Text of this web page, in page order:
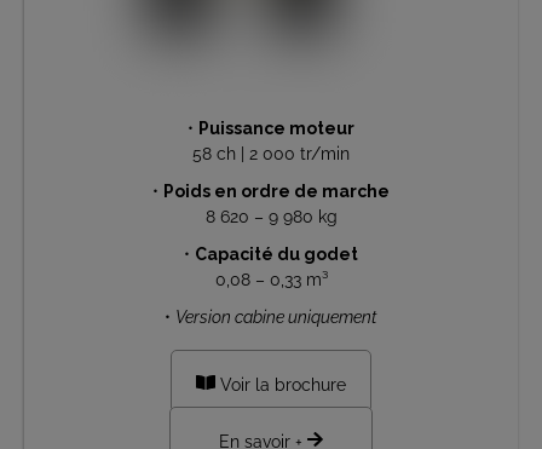
• Puissance moteur
58 ch | 2 000 tr/min
• Poids en ordre de marche
8 620 – 9 980 kg
• Capacité du godet
0,08 – 0,33 m³
• Version cabine uniquement
Voir la brochure
En savoir +